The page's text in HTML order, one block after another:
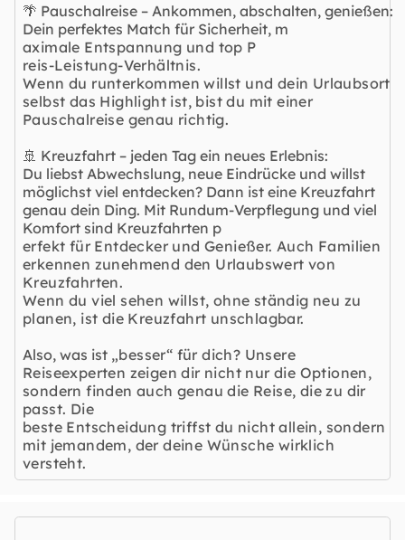
🌴 Pauschalreise – Ankommen, abschalten, genießen:
Dein perfektes Match für Sicherheit, m
aximale Entspannung und top P
reis-Leistung-Verhältnis.
Wenn du runterkommen willst und dein Urlaubsort
selbst das Highlight ist, bist du mit einer
Pauschalreise genau richtig.
🚢 Kreuzfahrt – jeden Tag ein neues Erlebnis:
Du liebst Abwechslung, neue Eindrücke und willst
möglichst viel entdecken? Dann ist eine Kreuzfahrt
genau dein Ding. Mit Rundum-Verpflegung und viel
Komfort sind Kreuzfahrten p
erfekt für Entdecker und Genießer. Auch Familien
erkennen zunehmend den Urlaubswert von
Kreuzfahrten.
Wenn du viel sehen willst, ohne ständig neu zu
planen, ist die Kreuzfahrt unschlagbar.
Also, was ist „besser“ für dich? Unsere
Reiseexperten zeigen dir nicht nur die Optionen,
sondern finden auch genau die Reise, die zu dir
passt. Die
beste Entscheidung triffst du nicht allein, sondern
mit jemandem, der deine Wünsche wirklich
versteht.